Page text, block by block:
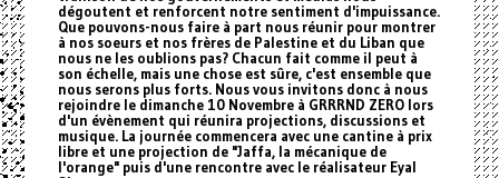
dégoutent et renforcent notre sentiment d'impuissance.
Que pouvons-nous faire à part nous réunir pour montrer
à nos soeurs et nos frères de Palestine et du Liban que
nous ne les oublions pas? Chacun fait comme il peut à
son échelle, mais une chose est sûre, c'est ensemble que
nous serons plus forts. Nous vous invitons donc à nous
rejoindre le dimanche 10 Novembre à GRRRND ZERO lors
d'un évènement qui réunira projections, discussions et
musique. La journée commencera avec une cantine à prix
libre et une projection de "Jaffa, la mécanique de
l'orange" puis d'une rencontre avec le réalisateur Eyal